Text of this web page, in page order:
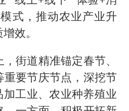
式，推动农业产业升
效。
街道精准锚定春节、
要节庆节点，深挖节
工业、农业种养殖业